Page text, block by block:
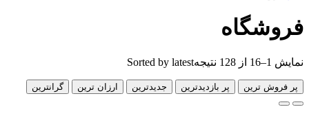
Sorted by latest
ترین پر بازدیدترین جدیدترین ارزان ترین گرانترین